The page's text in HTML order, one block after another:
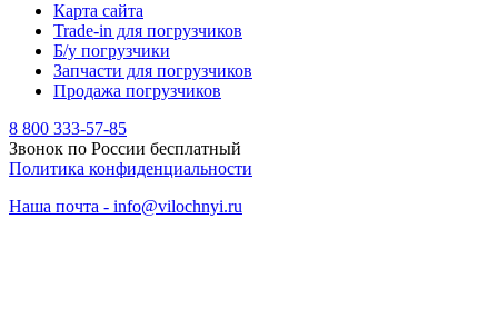
Карта сайта
Trade-in для погрузчиков
Б/у погрузчики
Запчасти для погрузчиков
Продажа погрузчиков
8 800 333-57-85
Звонок по России бесплатный
Политика конфиденциальности
Наша почта - info@vilochnyi.ru